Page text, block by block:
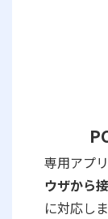
専用アプリ
ウザから
に対応しま